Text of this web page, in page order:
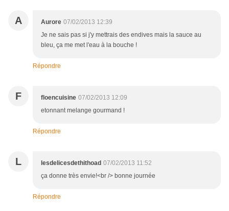
A Aurore 07/02/2013 12:39
Je ne sais pas si j'y mettrais des endives mais la sauce au
bleu, ça me met l'eau à la bouche !
Répondre
F floencuisine 07/02/2013 12:09
etonnant melange gourmand !
Répondre
L lesdelicesdethithoad 07/02/2013 11:52
ça donne très envie!<br /> bonne journée
Répondre